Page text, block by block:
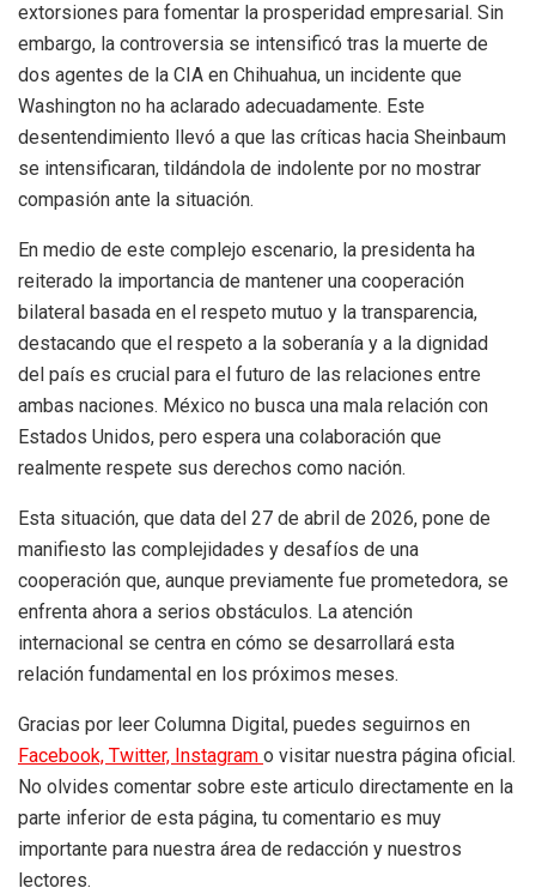
extorsiones para fomentar la prosperidad empresarial. Sin
embargo, la controversia se intensificó tras la muerte de
dos agentes de la CIA en Chihuahua, un incidente que
Washington no ha aclarado adecuadamente. Este
desentendimiento llevó a que las críticas hacia Sheinbaum
se intensificaran, tildándola de indolente por no mostrar
compasión ante la situación.
En medio de este complejo escenario, la presidenta ha
reiterado la importancia de mantener una cooperación
bilateral basada en el respeto mutuo y la transparencia,
destacando que el respeto a la soberanía y a la dignidad
del país es crucial para el futuro de las relaciones entre
ambas naciones. México no busca una mala relación con
Estados Unidos, pero espera una colaboración que
realmente respete sus derechos como nación.
Esta situación, que data del 27 de abril de 2026, pone de
manifiesto las complejidades y desafíos de una
cooperación que, aunque previamente fue prometedora, se
enfrenta ahora a serios obstáculos. La atención
internacional se centra en cómo se desarrollará esta
relación fundamental en los próximos meses.
Gracias por leer Columna Digital, puedes seguirnos en
Facebook, Twitter, Instagram o visitar nuestra página oficial.
No olvides comentar sobre este articulo directamente en la
parte inferior de esta página, tu comentario es muy
importante para nuestra área de redacción y nuestros
lectores.